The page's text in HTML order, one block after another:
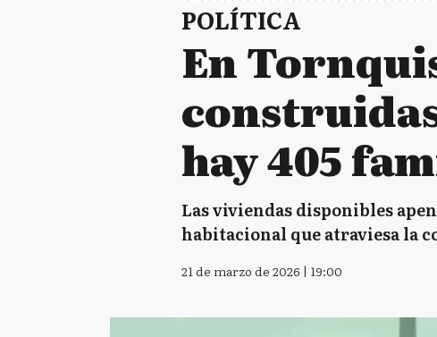
POLÍTICA
En
hay 405
Las viviendas disponibles
habitacional que atraviesa la
21 de marzo de 2026 | 19:00